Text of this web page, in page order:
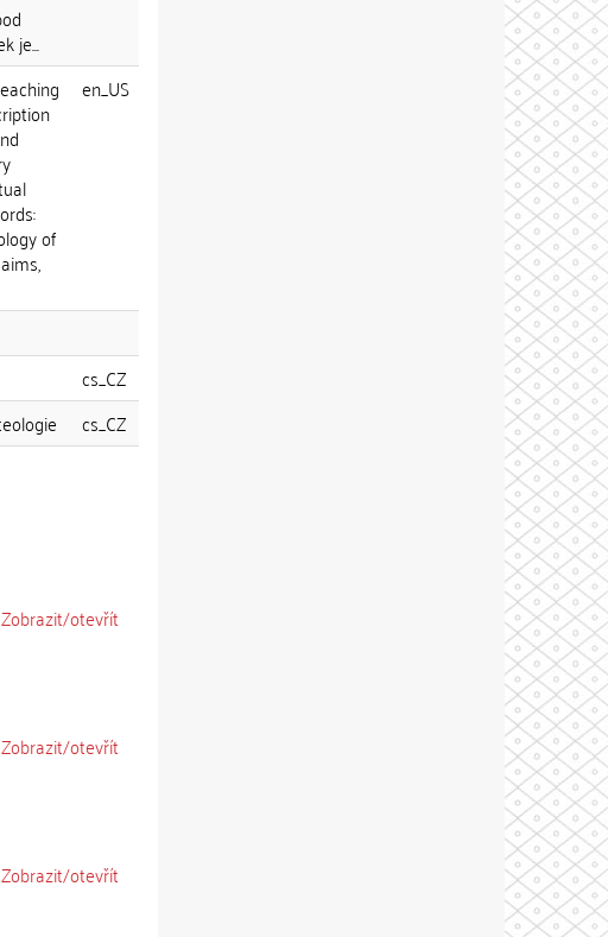
je...
of
en_US
cs_CZ
cs_CZ
Zobrazit/otevřít
Zobrazit/otevřít
Zobrazit/otevřít